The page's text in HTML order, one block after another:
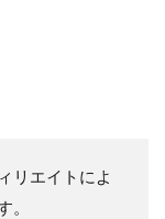
リエイトによ
。